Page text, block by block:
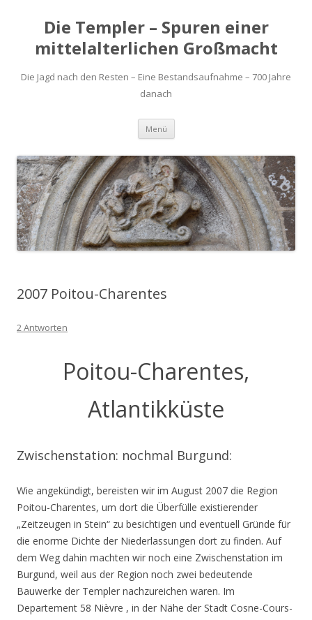
Die Templer – Spuren einer
mittelalterlichen Großmacht
Die Jagd nach den Resten – Eine Bestandsaufnahme – 700 Jahre
danach
Menü Zum
springen
2007 Poitou-Charentes
2 Antworten
Poitou-Charentes,
Atlantikküste
Zwischenstation: nochmal Burgund:
Wie angekündigt, bereisten wir im August 2007 die Region
Poitou-Charentes, um dort die Überfülle existierender
„Zeitzeugen in Stein“ zu besichtigen und eventuell Gründe für
die enorme Dichte der Niederlassungen dort zu finden. Auf
dem Weg dahin machten wir noch eine Zwischenstation im
Burgund, weil aus der Region noch zwei bedeutende
Bauwerke der Templer nachzureichen waren. Im
Departement 58 Nièvre , in der Nähe der Stadt Cosne-Cours-